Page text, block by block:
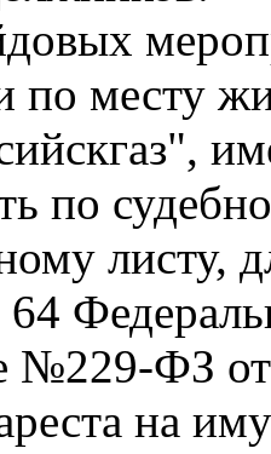
по месту
по
листу,
64
№229-ФЗ
на